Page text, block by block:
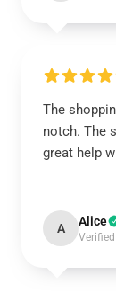
The
notch. The
great help
A Alice